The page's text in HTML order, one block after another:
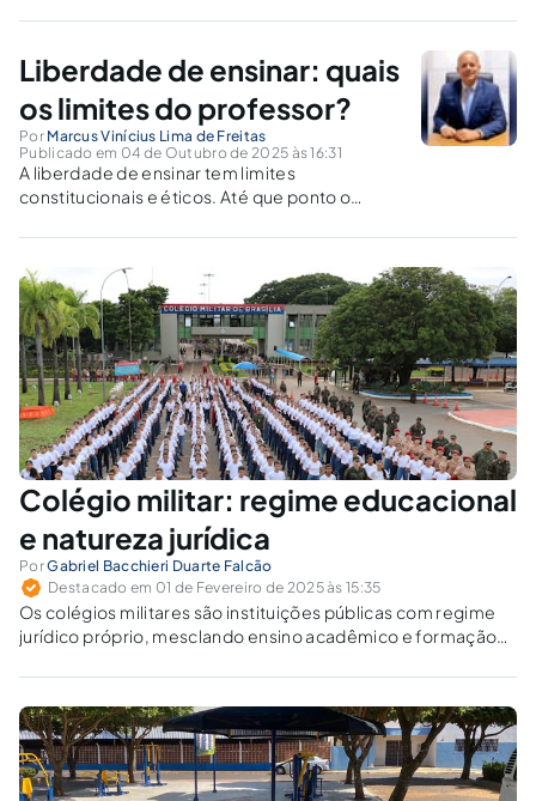
Liberdade de ensinar: quais
os limites do professor?
Por Marcus Vinícius Lima de Freitas
Publicado em 04 de Outubro de 2025 às 16:31
A liberdade de ensinar tem limites
constitucionais e éticos. Até que ponto o
direito do aluno à neutralidade e ao
pluralismo?
Colégio militar: regime educacional
e natureza jurídica
PorGabriel Bacchieri Duarte Falcão
Destacado em 01 de Fevereiro de 2025 às 15:35
Os colégios militares são instituições públicas com regime
jurídico próprio, mesclando ensino acadêmico e formação
acesso às cotas universitárias?